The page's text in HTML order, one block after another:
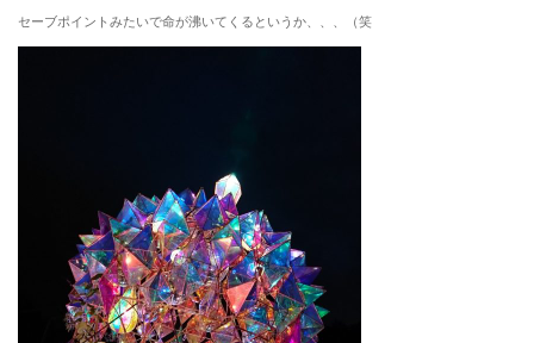
セーブポイントみたいで命が沸いてくるというか、、、（笑